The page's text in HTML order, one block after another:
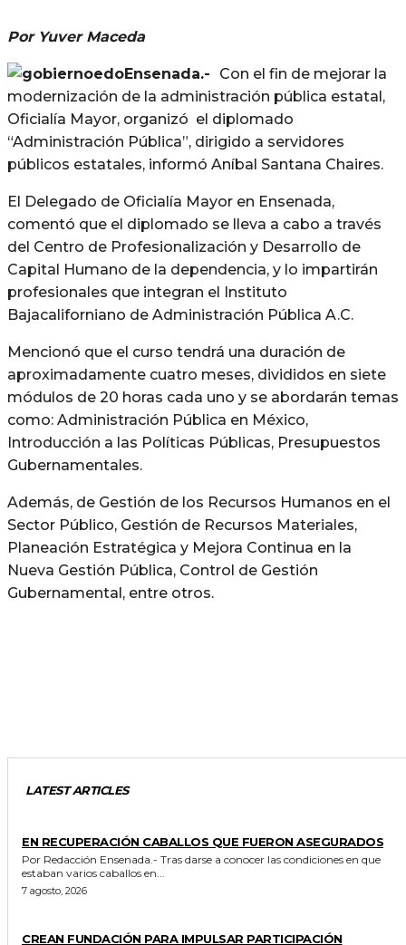
Por Yuver Maceda
Ensenada.- Con el fin de mejorar la
modernización de la administración pública estatal,
Oficialía Mayor, organizó el diplomado
“Administración Pública”, dirigido a servidores
públicos estatales, informó Aníbal Santana Chaires.
El Delegado de Oficialía Mayor en Ensenada,
comentó que el diplomado se lleva a cabo a través
del Centro de Profesionalización y Desarrollo de
Capital Humano de la dependencia, y lo impartirán
profesionales que integran el Instituto
Bajacaliforniano de Administración Pública A.C.
Mencionó que el curso tendrá una duración de
aproximadamente cuatro meses, divididos en siete
módulos de 20 horas cada uno y se abordarán temas
como: Administración Pública en México,
Introducción a las Políticas Públicas, Presupuestos
Gubernamentales.
Además, de Gestión de los Recursos Humanos en el
Sector Público, Gestión de Recursos Materiales,
Planeación Estratégica y Mejora Continua en la
Nueva Gestión Pública, Control de Gestión
Gubernamental, entre otros.
LATEST ARTICLES
EN RECUPERACIÓN CABALLOS QUE FUERON ASEGURADOS
Por Redacción Ensenada.- Tras darse a conocer las condiciones en que
estaban varios caballos en...
7 agosto, 2026
CREAN FUNDACIÓN PARA IMPULSAR PARTICIPACIÓN